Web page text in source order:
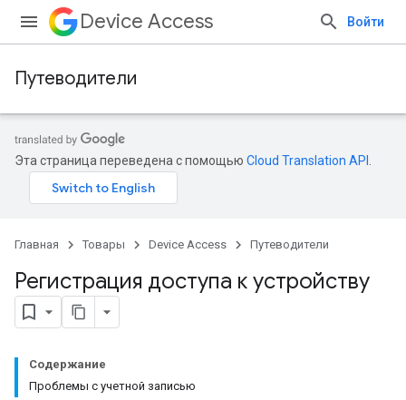
Device Access Войти
Путеводители
Эта страница переведена с помощью Cloud Translation API
Главная Товары Device Access Путеводители
Регистрация доступа к устройству
Содержание
Проблемы с учетной записью